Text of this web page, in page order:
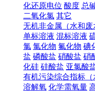
化还原电位 酸度 总
二氧化氯 其它
无机非金属（水和废
单标溶液 混标溶液
氯 氯化物 氟化物 碘
盐 磷酸盐 硝酸盐 硝
化硅 硅酸盐 亚氯酸
有机污染综合指标（
溶解氧 化学需氧量